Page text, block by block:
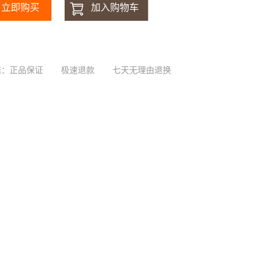
正品保证 极速退款 七天无理由退换